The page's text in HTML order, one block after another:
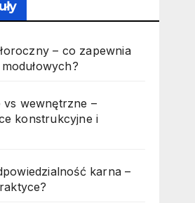
– co zapewnia
wewnętrzne –
konstrukcyjne i
karna –